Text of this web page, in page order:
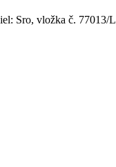
Sro, vložka č. 77013/L